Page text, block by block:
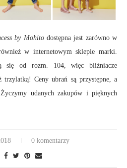
by Mohito dostępna jest zarówno w
w internetowym sklepie marki.
się od rozm. 104, więc bliźniacze
trzylatką! Ceny ubrań są przystępne, a
udanych zakupów i pięknych
0 komentarzy